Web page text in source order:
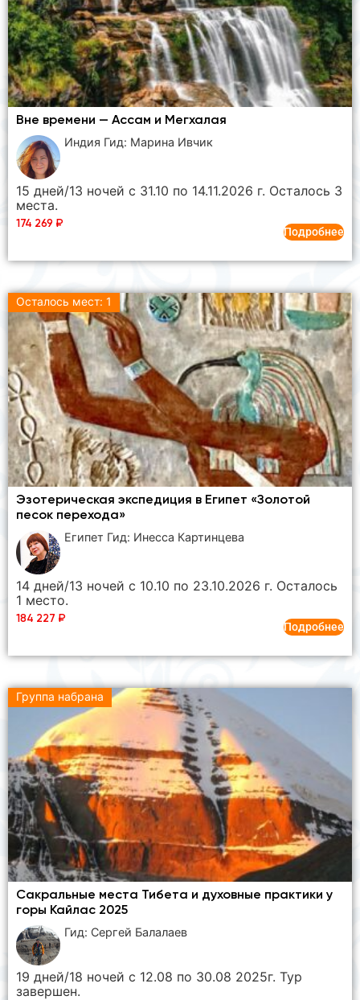
Вне времени — Ассам и Мегхалая
Индия Гид: Марина Ивчик
15 дней/13 ночей с 31.10 по 14.11.2026 г. Осталось 3
места.
174 269 ₽
Подробнее
Осталось мест: 1
Эзотерическая экспедиция в Египет «Золотой
песок перехода»
Египет Гид: Инесса Картинцева
14 дней/13 ночей с 10.10 по 23.10.2026 г. Осталось
1 место.
184 227 ₽
Подробнее
Группа набрана
Сакральные места Тибета и духовные практики у
горы Кайлас 2025
Гид: Сергей Балалаев
19 дней/18 ночей с 12.08 по 30.08 2025г. Тур
завершен.